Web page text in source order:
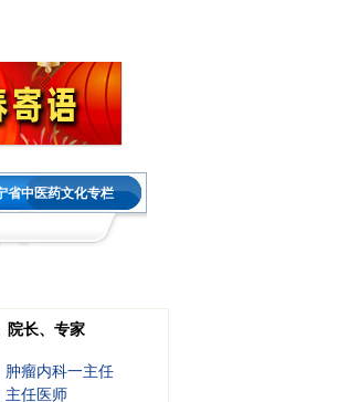
省中医药文化专栏
院长、专家
【详情】
乳腺肿瘤外科
主任医师
位：沈阳市第五人民
详情】
瘤内科一主任
主任医师
位：沈阳市第五人民